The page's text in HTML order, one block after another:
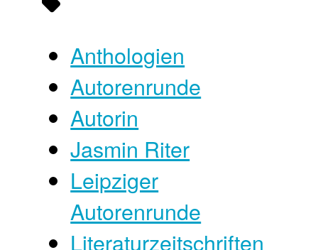
Anthologien
Autorenrunde
Autorin
Jasmin Riter
Leipziger
Autorenrunde
Literaturzeitschriften